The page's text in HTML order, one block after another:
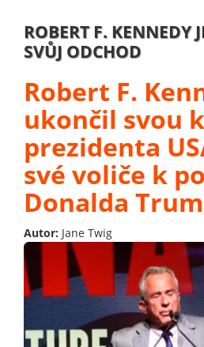
ROBERT F. KENNEDY
SVŮJ ODCHOD
Robert F.
ukončil svou
prezidenta
své voliče k
Donalda
Autor: Jane Twig